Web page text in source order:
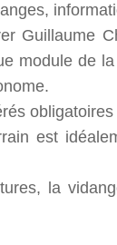
Guillaume
module de
obligatoires
est
la